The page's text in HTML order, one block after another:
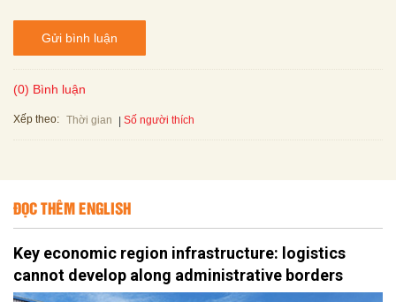
Gửi bình luận
(0) Bình luận
Xếp theo: Thời gian Số người thích
ĐỌC THÊM ENGLISH
Key economic region infrastructure: logistics
cannot develop along administrative borders